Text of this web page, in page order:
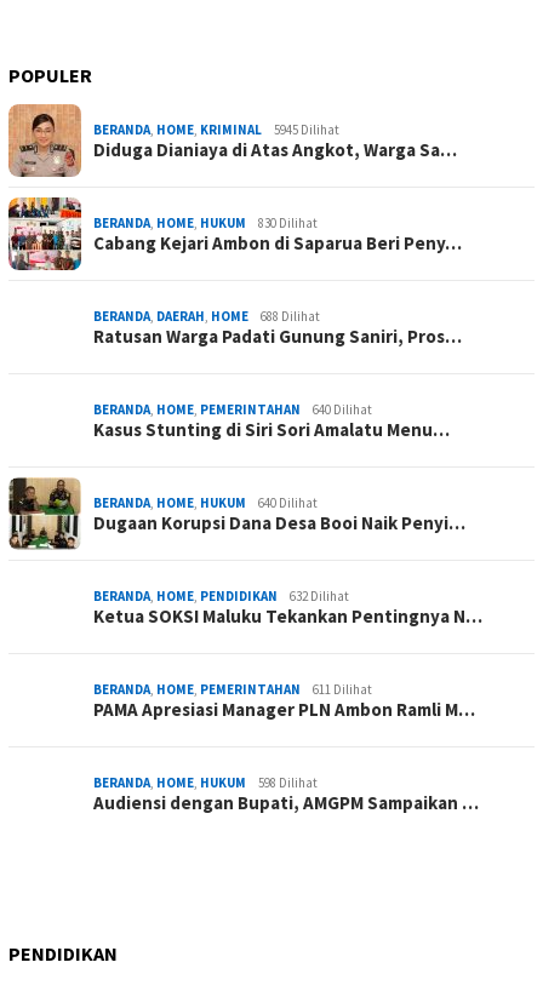
POPULER
BERANDA, HOME, KRIMINAL 5945 Dilihat
Diduga Dianiaya di Atas Angkot, Warga Sa…
BERANDA, HOME, HUKUM 830 Dilihat
Cabang Kejari Ambon di Saparua Beri Peny…
BERANDA, DAERAH, HOME 688 Dilihat
Ratusan Warga Padati Gunung Saniri, Pros…
BERANDA, HOME, PEMERINTAHAN 640 Dilihat
Kasus Stunting di Siri Sori Amalatu Menu…
BERANDA, HOME, HUKUM 640 Dilihat
Dugaan Korupsi Dana Desa Booi Naik Penyi…
BERANDA, HOME, PENDIDIKAN 632 Dilihat
Ketua SOKSI Maluku Tekankan Pentingnya N…
BERANDA, HOME, PEMERINTAHAN 611 Dilihat
PAMA Apresiasi Manager PLN Ambon Ramli M…
BERANDA, HOME, HUKUM 598 Dilihat
Audiensi dengan Bupati, AMGPM Sampaikan …
PENDIDIKAN